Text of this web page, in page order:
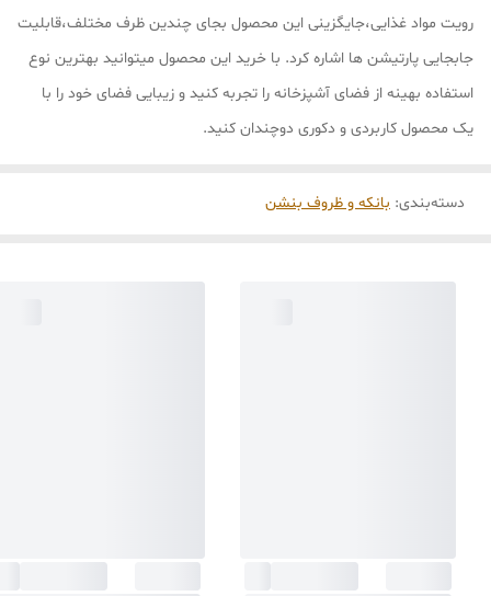
رویت مواد غذایی،جایگزینی این محصول بجای چندین ظرف مختلف،قابلیت
جابجایی پارتیشن ها اشاره کرد. با خرید این محصول میتوانید بهترین نوع
استفاده بهینه از فضای آشپزخانه را تجربه کنید و زیبایی فضای خود را با
یک محصول کاربردی و دکوری دوچندان کنید.
دسته‌بندی: بانکه و ظروف بنشن